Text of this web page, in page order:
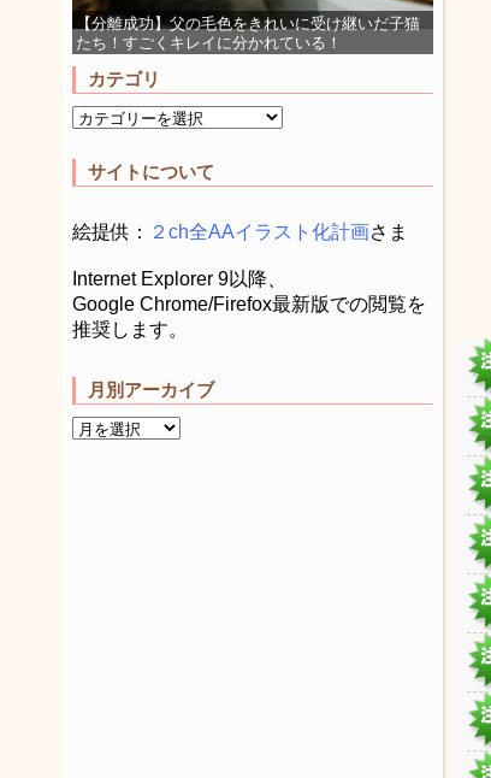
【分離成功】父の毛色をきれいに受け継いだ子猫
たち！すごくキレイに分かれている！
カテゴリ
サイトについて
絵提供： ２ch全AAイラスト化計画さま
Internet Explorer 9以降、
Google Chrome/Firefox最新版での閲覧を
推奨します。
月別アーカイブ